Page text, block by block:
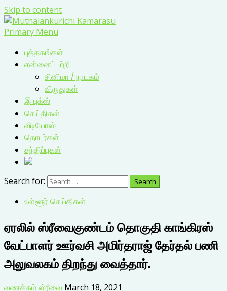
Skip to content
Primary Menu
புத்தகங்கள்
என்னைப்பற்றி
சினிமா / நாடகம்
விருதுகள்
இ புக்ஸ்
செய்திகள்
வீடியோஸ்
தொடர்கள்
சந்திப்புகள்
Search for:
உள்ளூர் செய்திகள்
ஏரலில் ஸ்ரீவைகுண்டம் தொகுதி காங்கிரஸ்
வேட்பாளர் ஊர்வசி அமிர்தராஜ் தேர்தல் பணி
அலுவலகம் திறந்து வைத்தார்.
வணக்கம் ஸ்ரீவை March 18, 2021